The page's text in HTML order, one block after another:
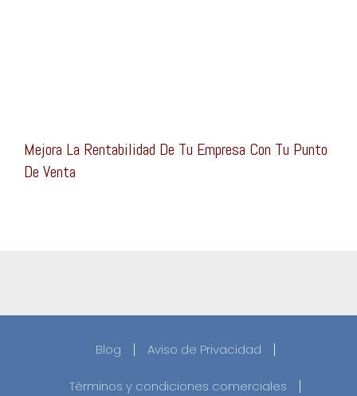
Mejora La Rentabilidad De Tu Empresa Con Tu Punto
De Venta
Blog Aviso de Privacidad
Términos y condiciones comerciales